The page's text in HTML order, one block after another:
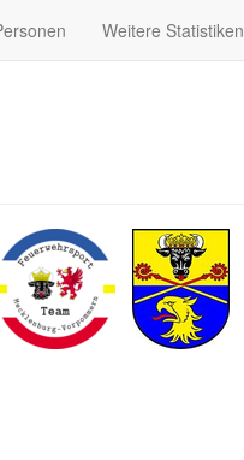
Weitere Statistiken